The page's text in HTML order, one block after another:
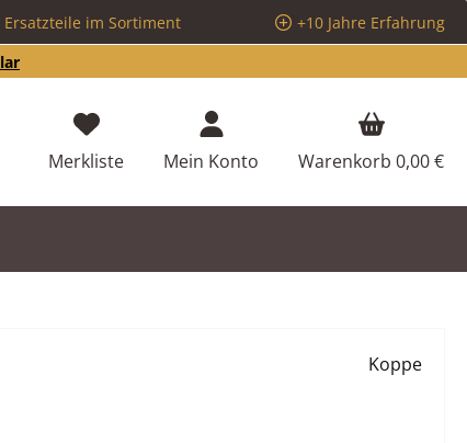
Ersatzteile im Sortiment
+10 Jahre Erfahrung
MerklisteDu hast 0 Produkte auf dem Merkzettel
Mein Konto Warenkorb 0,00 €
Koppe